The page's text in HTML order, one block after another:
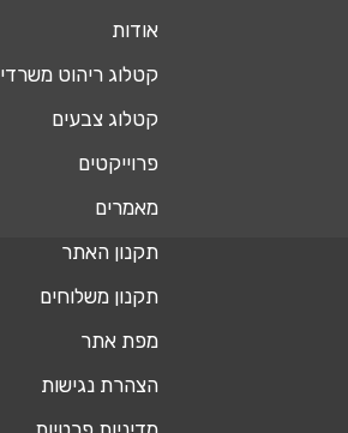
אודות
קטלוג ריהוט משרדי
קטלוג צבעים
פרוייקטים
מאמרים
תקנון האתר
תקנון משלוחים
מפת אתר
הצהרת נגישות